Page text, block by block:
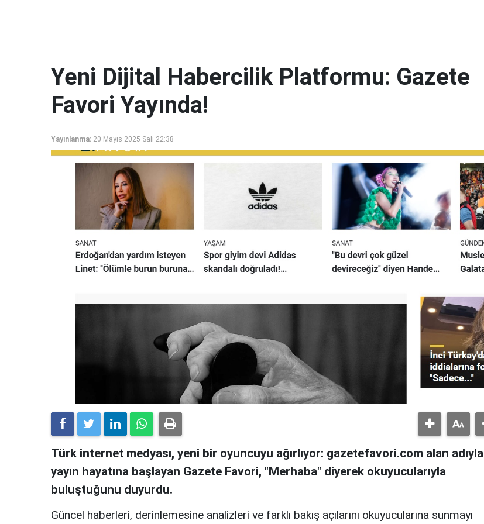
Yeni Dijital Habercilik Platformu: Gazete
Favori Yayında!
Yayınlanma: 20 Mayıs 2025 Salı 22:38
Türk internet medyası, yeni bir oyuncuyu ağırlıyor: gazetefavori.com alan adıyla
yayın hayatına başlayan Gazete Favori, "Merhaba" diyerek okuyucularıyla
buluştuğunu duyurdu.
Güncel haberleri, derinlemesine analizleri ve farklı bakış açılarını okuyucularına sunmayı